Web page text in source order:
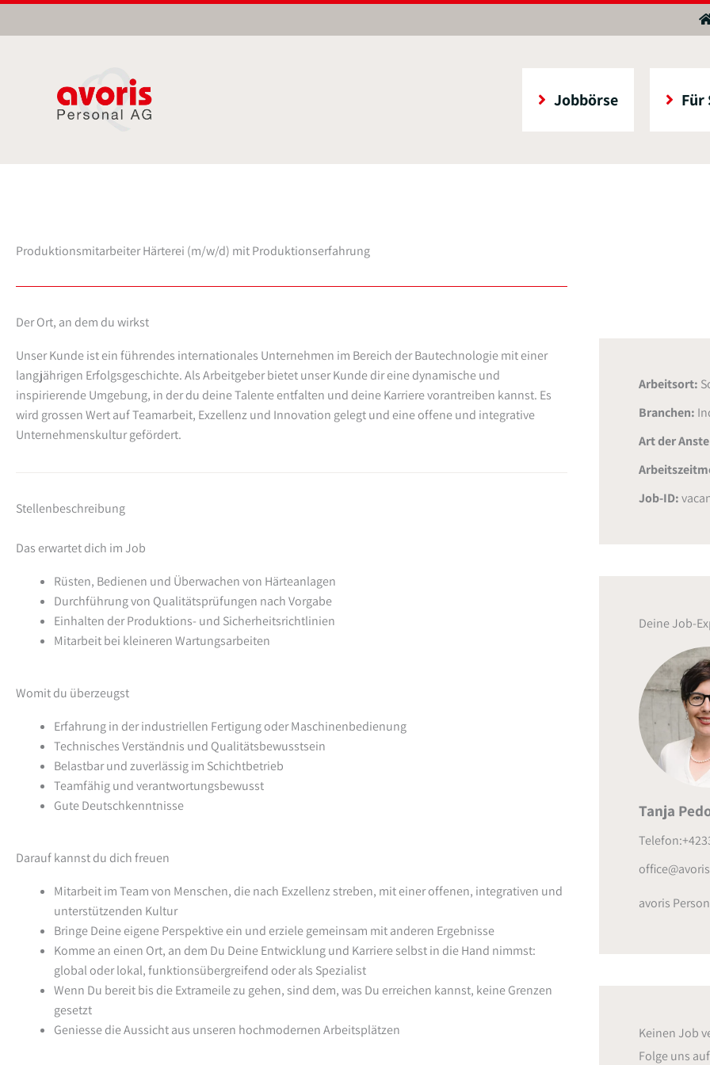
Inhalt
Jobbörse Für
Produktionsmitarbeiter Härterei (m/w/d) mit Produktionserfahrung
Der Ort, an dem du wirkst
Unser Kunde ist ein führendes internationales Unternehmen im Bereich der Bautechnologie mit einer
langjährigen Erfolgsgeschichte. Als Arbeitgeber bietet unser Kunde dir eine dynamische und
inspirierende Umgebung, in der du deine Talente entfalten und deine Karriere vorantreiben kannst. Es
wird grossen Wert auf Teamarbeit, Exzellenz und Innovation gelegt und eine offene und integrative
Unternehmenskultur gefördert.
Stellenbeschreibung
Das erwartet dich im Job
Rüsten, Bedienen und Überwachen von Härteanlagen
Durchführung von Qualitätsprüfungen nach Vorgabe
Einhalten der Produktions- und Sicherheitsrichtlinien
Mitarbeit bei kleineren Wartungsarbeiten
Womit du überzeugst
Erfahrung in der industriellen Fertigung oder Maschinenbedienung
Technisches Verständnis und Qualitätsbewusstsein
Belastbar und zuverlässig im Schichtbetrieb
Teamfähig und verantwortungsbewusst
Gute Deutschkenntnisse
Darauf kannst du dich freuen
Mitarbeit im Team von Menschen, die nach Exzellenz streben, mit einer offenen, integrativen und
unterstützenden Kultur
Bringe Deine eigene Perspektive ein und erziele gemeinsam mit anderen Ergebnisse
Komme an einen Ort, an dem Du Deine Entwicklung und Karriere selbst in die Hand nimmst:
global oder lokal, funktionsübergreifend oder als Spezialist
Wenn Du bereit bis die Extrameile zu gehen, sind dem, was Du erreichen kannst, keine Grenzen
gesetzt
Geniesse die Aussicht aus unseren hochmodernen Arbeitsplätzen
Arbeitsort:
Branchen:
Art der
Job-ID:
Deine Job-
Tanja
avoris
Keinen Job
Folge uns